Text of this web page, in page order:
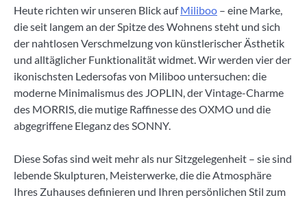
Heute richten wir unseren Blick aufMiliboo – eine Marke,
die seit langem an der Spitze des Wohnens steht und sich
der nahtlosen Verschmelzung von künstlerischer Ästhetik
und alltäglicher Funktionalität widmet. Wir werden vier der
ikonischsten Ledersofas von Miliboo untersuchen: die
moderne Minimalismus des JOPLIN, der Vintage-Charme
des MORRIS, die mutige Raffinesse des OXMO und die
abgegriffene Eleganz des SONNY.
Diese Sofas sind weit mehr als nur Sitzgelegenheit – sie sind
lebende Skulpturen, Meisterwerke, die die Atmosphäre
Ihres Zuhauses definieren und Ihren persönlichen Stil zum